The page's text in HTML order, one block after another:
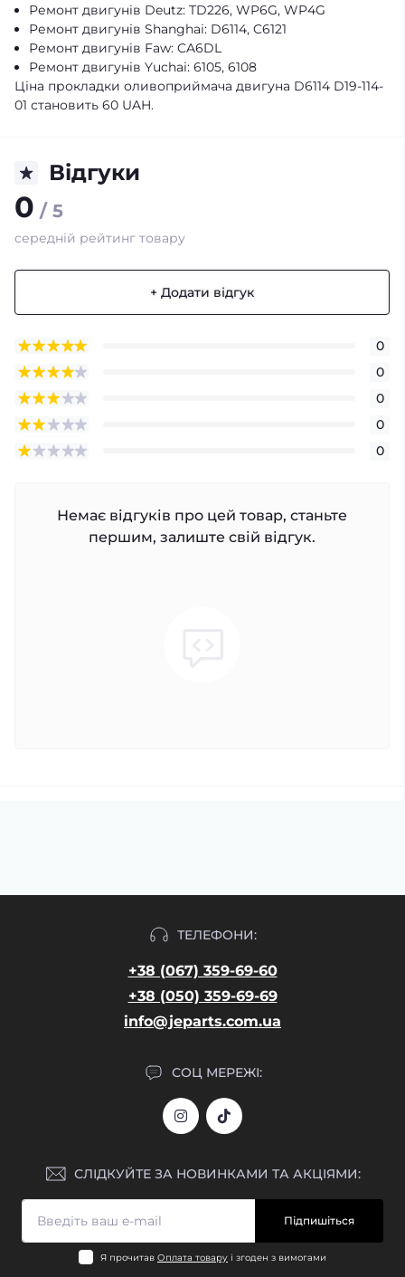
Ремонт двигунів Deutz: TD226, WP6G, WP4G
Ремонт двигунів Shanghai: D6114, C6121
Ремонт двигунів Faw: CA6DL
Ремонт двигунів Yuchai: 6105, 6108
Ціна прокладки оливоприймача двигуна D6114 D19-114-
01 становить 60 UAH.
Відгуки
0 / 5
середній рейтинг товару
+ Додати відгук
0
0
0
0
0
Немає відгуків про цей товар, станьте
першим, залиште свій відгук.
ТЕЛЕФОНИ:
+38 (067) 359-69-60
+38 (050) 359-69-69
info@jeparts.com.ua
СОЦ МЕРЕЖІ:
СЛІДКУЙТЕ ЗА НОВИНКАМИ ТА АКЦІЯМИ:
Підпишіться
Я прочитав Оплата товару і згоден з вимогами